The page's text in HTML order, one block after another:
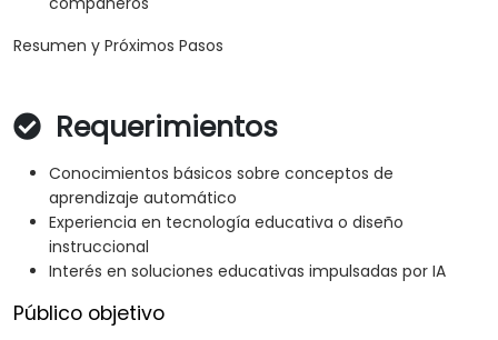
Resumen y Próximos Pasos
Requerimientos
Conocimientos básicos sobre conceptos de
aprendizaje automático
Experiencia en tecnología educativa o diseño
instruccional
Interés en soluciones educativas impulsadas por IA
Público objetivo